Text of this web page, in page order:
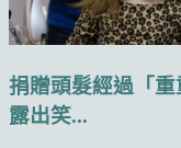
捐贈頭髮經過「
露出笑...